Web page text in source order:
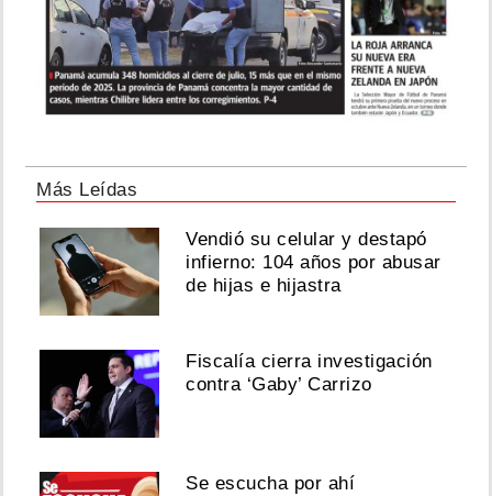
Más Leídas
Vendió su celular y destapó
infierno: 104 años por abusar
de hijas e hijastra
Fiscalía cierra investigación
contra ‘Gaby’ Carrizo
Se escucha por ahí